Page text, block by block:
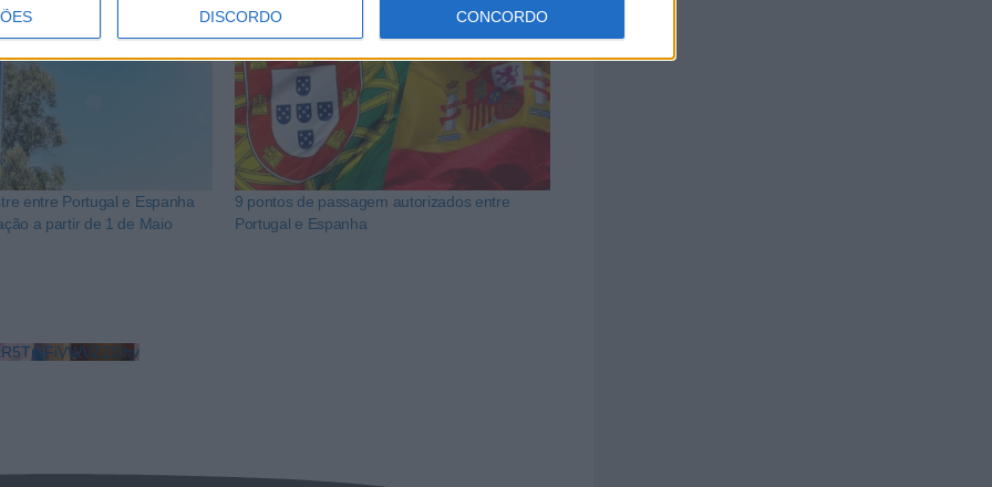
DISCORDO CONCORDO
entre Portugal e Espanha
a partir de 1 de Maio
9 pontos de passagem autorizados entre
Portugal e Espanha